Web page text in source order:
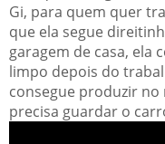
Gi, para quem quer
que ela segue
garagem de casa, ela
limpo depois do
consegue produzir
precisa guardar o